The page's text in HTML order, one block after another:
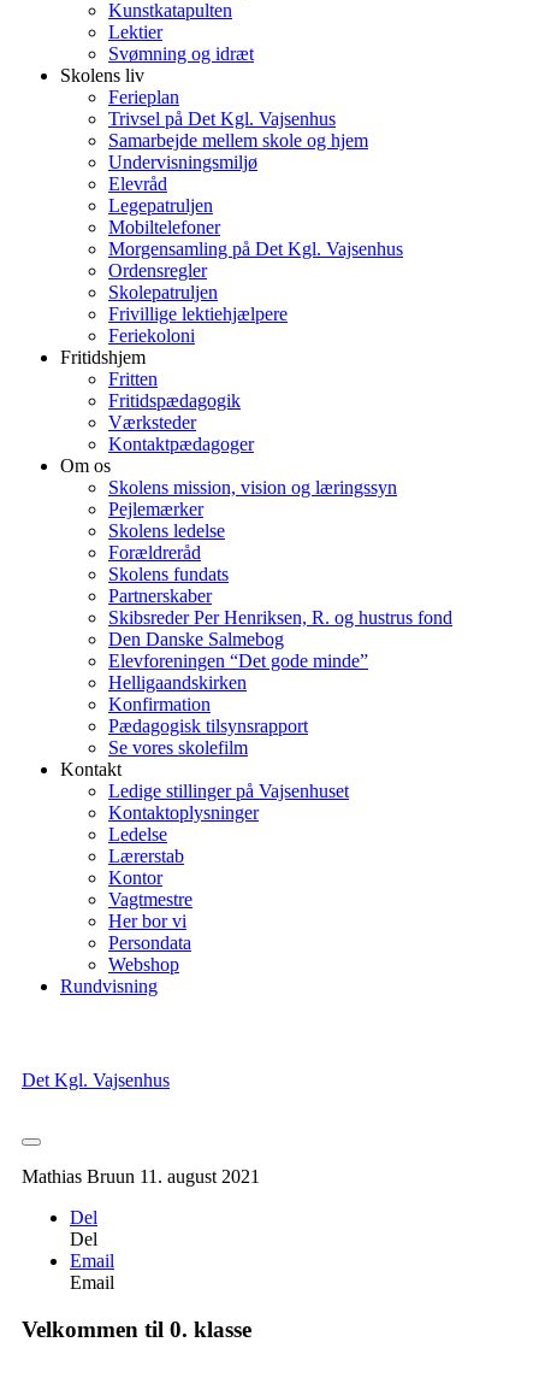
Det Kgl. Vajsenhus
Mathias Bruun 11. august 2021
Del
Del
Email
Email
Velkommen til 0. klasse
Kunstkatapulten
Lektier
Svømning og idræt
Skolens liv
Ferieplan
Trivsel på Det Kgl. Vajsenhus
Samarbejde mellem skole og hjem
Undervisningsmiljø
Elevråd
Legepatruljen
Mobiltelefoner
Morgensamling på Det Kgl. Vajsenhus
Ordensregler
Skolepatruljen
Frivillige lektiehjælpere
Feriekoloni
Fritidshjem
Fritten
Fritidspædagogik
Værksteder
Kontaktpædagoger
Om os
Skolens mission, vision og læringssyn
Pejlemærker
Skolens ledelse
Forældreråd
Skolens fundats
Partnerskaber
Skibsreder Per Henriksen, R. og hustrus fond
Den Danske Salmebog
Elevforeningen “Det gode minde”
Helligaandskirken
Konfirmation
Pædagogisk tilsynsrapport
Se vores skolefilm
Kontakt
Ledige stillinger på Vajsenhuset
Kontaktoplysninger
Ledelse
Lærerstab
Kontor
Vagtmestre
Her bor vi
Persondata
Webshop
Rundvisning